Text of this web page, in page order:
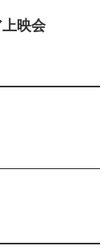
上映会